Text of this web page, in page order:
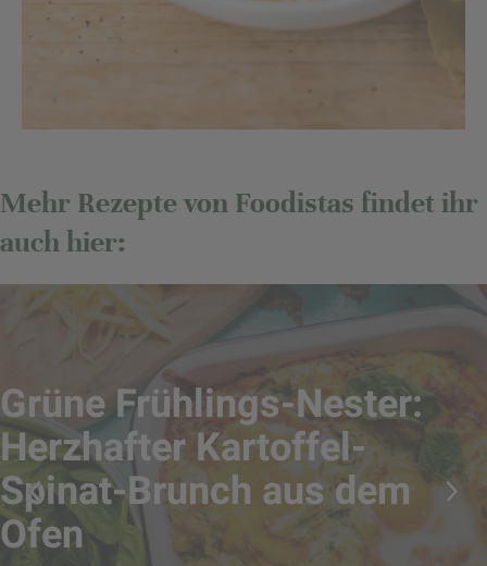
Mehr Rezepte von Foodistas findet ihr
auch hier:
Grüne Frühlings-Nester:
Herzhafter Kartoffel-
Spinat-Brunch aus dem
Ofen